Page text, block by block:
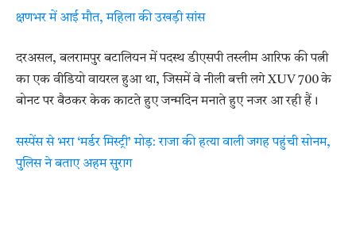
क्षणभर में आई मौत, महिला की उखड़ी सांस
दरअसल, बलरामपुर बटालियन में पदस्थ डीएसपी तस्लीम आरिफ की पत्नी
का एक वीडियो वायरल हुआ था, जिसमें वे नीली बत्ती लगे XUV 700 के
बोनट पर बैठकर केक काटते हुए जन्मदिन मनाते हुए नजर आ रही हैं।
सस्पेंस से भरा ‘मर्डर मिस्ट्री’ मोड़: राजा की हत्या वाली जगह पहुंची सोनम,
पुलिस ने बताए अहम सुराग